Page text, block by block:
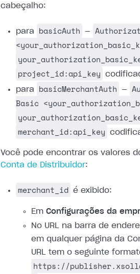
cabeçalho:
para basicAuth —
project_id:api_key
para
basicMerchantAuth —
Basic
merchant_id:api_key
Você pode encontrar os valores
Conta de Distribuidor:
merchant_id é exibido:
Em Configurações da
No URL na barra de
em qualquer página da
URL tem o seguinte
https://